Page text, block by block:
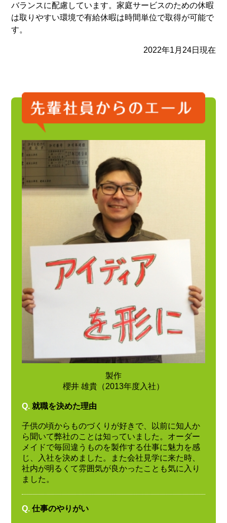
バランスに配慮しています。家庭サービスのための休暇
は取りやすい環境で有給休暇は時間単位で取得が可能で
す。
2022年1月24日現在
製作
櫻井 雄貴（2013年度入社）
Q. 就職を決めた理由
子供の頃からものづくりが好きで、以前に知人か
ら聞いて弊社のことは知っていました。オーダー
メイドで毎回違うものを製作する仕事に魅力を感
じ、入社を決めました。また会社見学に来た時、
社内が明るくて雰囲気が良かったことも気に入り
ました。
Q. 仕事のやりがい